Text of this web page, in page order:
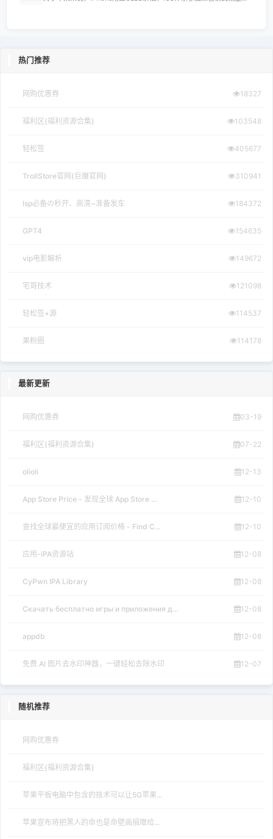
热门推荐
网购优惠券 18327
福利区(福利资源合集) 103548
轻松签 405677
TrollStore官网(巨魔官网) 310941
lsp必备の秒开、高清~准备发车 184372
GPT4 154635
vip电影解析 149672
宅哥技术 121098
轻松签+源 114537
果粉圈 114178
最新更新
网购优惠券 03-19
福利区(福利资源合集) 07-22
olioli 12-13
App Store Price - 发现全球 App Store ... 12-10
查找全球最便宜的应用订阅价格 - Find C... 12-10
应用-iPA资源站 12-08
CyPwn IPA Library 12-08
Скачать бесплатно игры и приложения д... 12-08
appdb 12-08
免费 AI 图片去水印神器，一键轻松去除水印 12-07
随机推荐
网购优惠券
福利区(福利资源合集)
苹果平板电脑中包含的技术可以让5G苹果...
苹果宣布将把黑人的命也是命壁画捐赠给...